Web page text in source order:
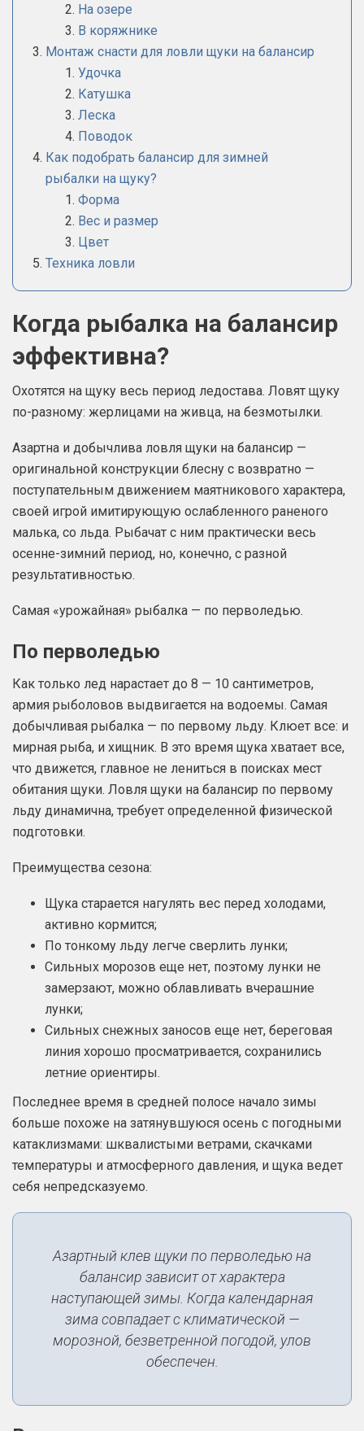
На озере
В коряжнике
Монтаж снасти для ловли щуки на балансир
Удочка
Катушка
Леска
Поводок
Как подобрать балансир для зимней
рыбалки на щуку?
Форма
Вес и размер
Цвет
Техника ловли
Когда рыбалка на балансир
эффективна?
Охотятся на щуку весь период ледостава. Ловят щуку
по-разному: жерлицами на живца, на безмотылки.
Азартна и добычлива ловля щуки на балансир —
оригинальной конструкции блесну с возвратно —
поступательным движением маятникового характера,
своей игрой имитирующую ослабленного раненого
малька, со льда. Рыбачат с ним практически весь
осенне-зимний период, но, конечно, с разной
результативностью.
Самая «урожайная» рыбалка — по перволедью.
По перволедью
Как только лед нарастает до 8 — 10 сантиметров,
армия рыболовов выдвигается на водоемы. Самая
добычливая рыбалка — по первому льду. Клюет все: и
мирная рыба, и хищник. В это время щука хватает все,
что движется, главное не лениться в поисках мест
обитания щуки. Ловля щуки на балансир по первому
льду динамична, требует определенной физической
подготовки.
Преимущества сезона:
Щука старается нагулять вес перед холодами,
активно кормится;
По тонкому льду легче сверлить лунки;
Сильных морозов еще нет, поэтому лунки не
замерзают, можно облавливать вчерашние
лунки;
Сильных снежных заносов еще нет, береговая
линия хорошо просматривается, сохранились
летние ориентиры.
Последнее время в средней полосе начало зимы
больше похоже на затянувшуюся осень с погодными
катаклизмами: шквалистыми ветрами, скачками
температуры и атмосферного давления, и щука ведет
себя непредсказуемо.
Азартный клев щуки по перволедью на
балансир зависит от характера
наступающей зимы. Когда календарная
зима совпадает с климатической —
морозной, безветренной погодой, улов
обеспечен.